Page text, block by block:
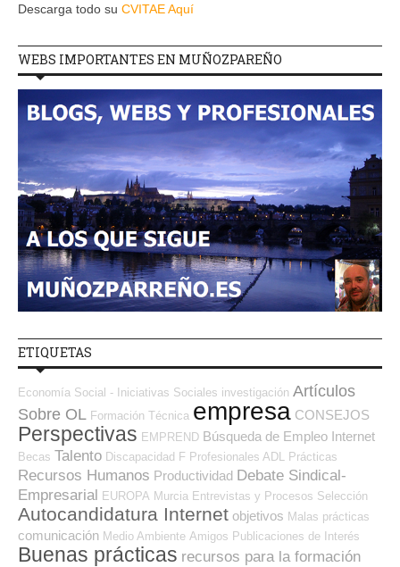
Descarga todo su CVITAE Aquí
WEBS IMPORTANTES EN MUÑOZPAREÑO
ETIQUETAS
Economía Social - Iniciativas Sociales investigación Artículos
Sobre OL Formación Técnica empresa CONSEJOS
Perspectivas EMPREND Búsqueda de Empleo Internet
Becas Talento Discapacidad F Profesionales ADL Prácticas
Recursos Humanos Productividad Debate Sindical-
Empresarial EUROPA Murcia Entrevistas y Procesos Selección
Autocandidatura Internet objetivos Malas prácticas
comunicación Medio Ambiente Amigos Publicaciones de Interés
Buenas prácticas recursos para la formación